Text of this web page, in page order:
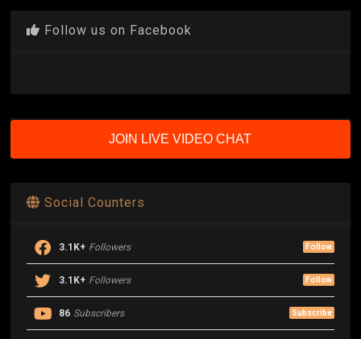
Follow us on Facebook
JOIN LIVE VIDEO CHAT
Social Counters
3.1K+ Followers Follow
3.1K+ Followers Follow
86 Subscribers Subscribe